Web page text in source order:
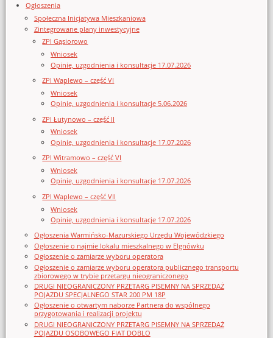
Ogłoszenia
Społeczna Inicjatywa Mieszkaniowa
Zintegrowane plany inwestycyjne
ZPI Gąsiorowo
Wniosek
Opinie, uzgodnienia i konsultacje 17.07.2026
ZPI Waplewo – część VI
Wniosek
Opinie, uzgodnienia i konsultacje 5.06.2026
ZPI Łutynowo – część II
Wniosek
Opinie, uzgodnienia i konsultacje 17.07.2026
ZPI Witramowo – część VI
Wniosek
Opinie, uzgodnienia i konsultacje 17.07.2026
ZPI Waplewo – część VII
Wniosek
Opinie, uzgodnienia i konsultacje 17.07.2026
Ogłoszenia Warmińsko-Mazurskiego Urzędu Wojewódzkiego
Ogłoszenie o najmie lokalu mieszkalnego w Elgnówku
Ogłoszenie o zamiarze wyboru operatora
Ogłoszenie o zamiarze wyboru operatora publicznego transportu
zbiorowego w trybie przetargu nieograniczonego
DRUGI NIEOGRANICZONY PRZETARG PISEMNY NA SPRZEDAŻ
POJAZDU SPECJALNEGO STAR 200 PM 18P
Ogłoszenie o otwartym naborze Partnera do wspólnego
przygotowania i realizacji projektu
DRUGI NIEOGRANICZONY PRZETARG PISEMNY NA SPRZEDAŻ
POJAZDU OSOBOWEGO FIAT DOBLO